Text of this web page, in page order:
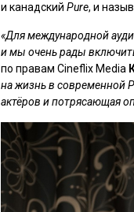
и канадский Pure, и
«Для международной
и мы очень рады
по правам Cineflix Media
на жизнь в современной
актёров и потрясающая